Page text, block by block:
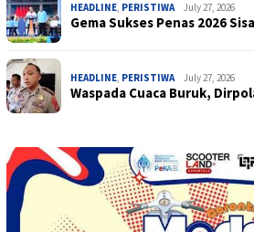
HEADLINE, PERISTIWA July 27, 2026
Gema Sukses Penas 2026
HEADLINE, PERISTIWA July 27, 2026
Waspada Cuaca Buruk,